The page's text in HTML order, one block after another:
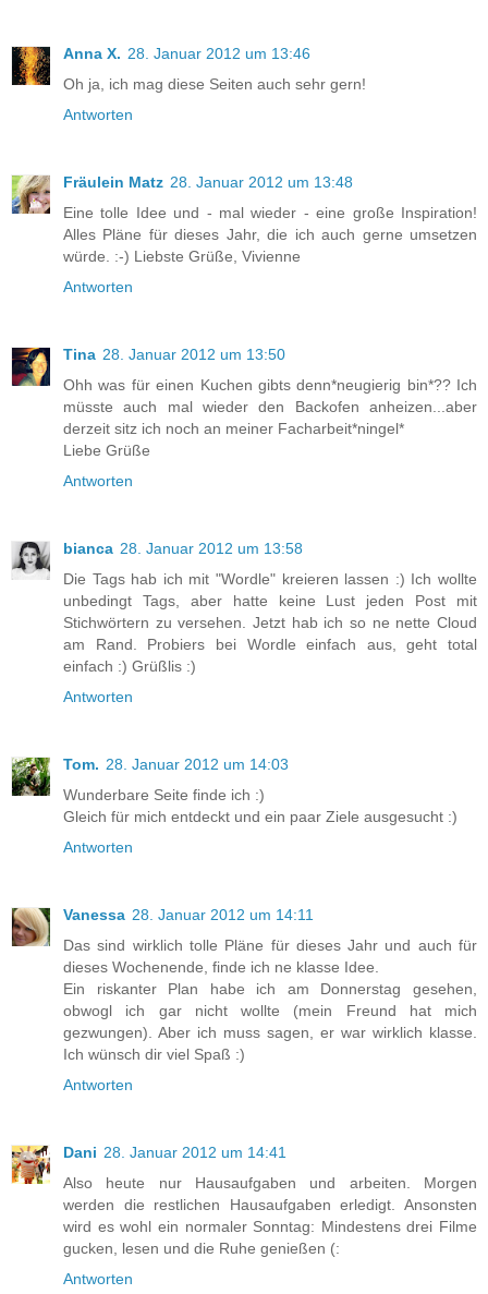
Anna X. 28. Januar 2012 um 13:46
Oh ja, ich mag diese Seiten auch sehr gern!
Antworten
Fräulein Matz 28. Januar 2012 um 13:48
Eine tolle Idee und - mal wieder - eine große Inspiration!
Alles Pläne für dieses Jahr, die ich auch gerne umsetzen
würde. :-) Liebste Grüße, Vivienne
Antworten
Tina 28. Januar 2012 um 13:50
Ohh was für einen Kuchen gibts denn*neugierig bin*?? Ich
müsste auch mal wieder den Backofen anheizen...aber
derzeit sitz ich noch an meiner Facharbeit*ningel*
Liebe Grüße
Antworten
bianca 28. Januar 2012 um 13:58
Die Tags hab ich mit "Wordle" kreieren lassen :) Ich wollte
unbedingt Tags, aber hatte keine Lust jeden Post mit
Stichwörtern zu versehen. Jetzt hab ich so ne nette Cloud
am Rand. Probiers bei Wordle einfach aus, geht total
einfach :) Grüßlis :)
Antworten
Tom. 28. Januar 2012 um 14:03
Wunderbare Seite finde ich :)
Gleich für mich entdeckt und ein paar Ziele ausgesucht :)
Antworten
Vanessa 28. Januar 2012 um 14:11
Das sind wirklich tolle Pläne für dieses Jahr und auch für
dieses Wochenende, finde ich ne klasse Idee.
Ein riskanter Plan habe ich am Donnerstag gesehen,
obwogl ich gar nicht wollte (mein Freund hat mich
gezwungen). Aber ich muss sagen, er war wirklich klasse.
Ich wünsch dir viel Spaß :)
Antworten
Dani 28. Januar 2012 um 14:41
Also heute nur Hausaufgaben und arbeiten. Morgen
werden die restlichen Hausaufgaben erledigt. Ansonsten
wird es wohl ein normaler Sonntag: Mindestens drei Filme
gucken, lesen und die Ruhe genießen (:
Antworten